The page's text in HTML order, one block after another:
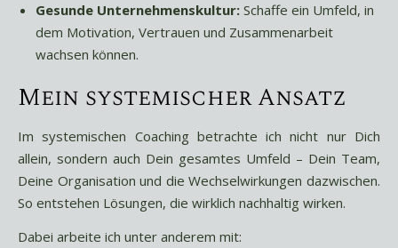
Gesunde Unternehmenskultur: Schaffe ein Umfeld, in
dem Motivation, Vertrauen und Zusammenarbeit
wachsen können.
Mein systemischer Ansatz
Im systemischen Coaching betrachte ich nicht nur Dich
allein, sondern auch Dein gesamtes Umfeld – Dein Team,
Deine Organisation und die Wechselwirkungen dazwischen.
So entstehen Lösungen, die wirklich nachhaltig wirken.
Dabei arbeite ich unter anderem mit: